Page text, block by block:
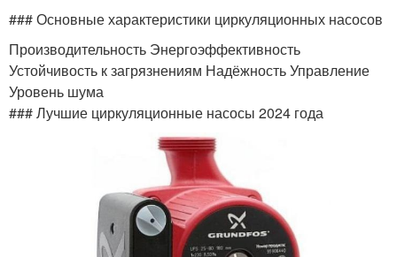
### Основные характеристики циркуляционных насосов
Производительность Энергоэффективность
Устойчивость к загрязнениям Надёжность Управление
Уровень шума
### Лучшие циркуляционные насосы 2024 года